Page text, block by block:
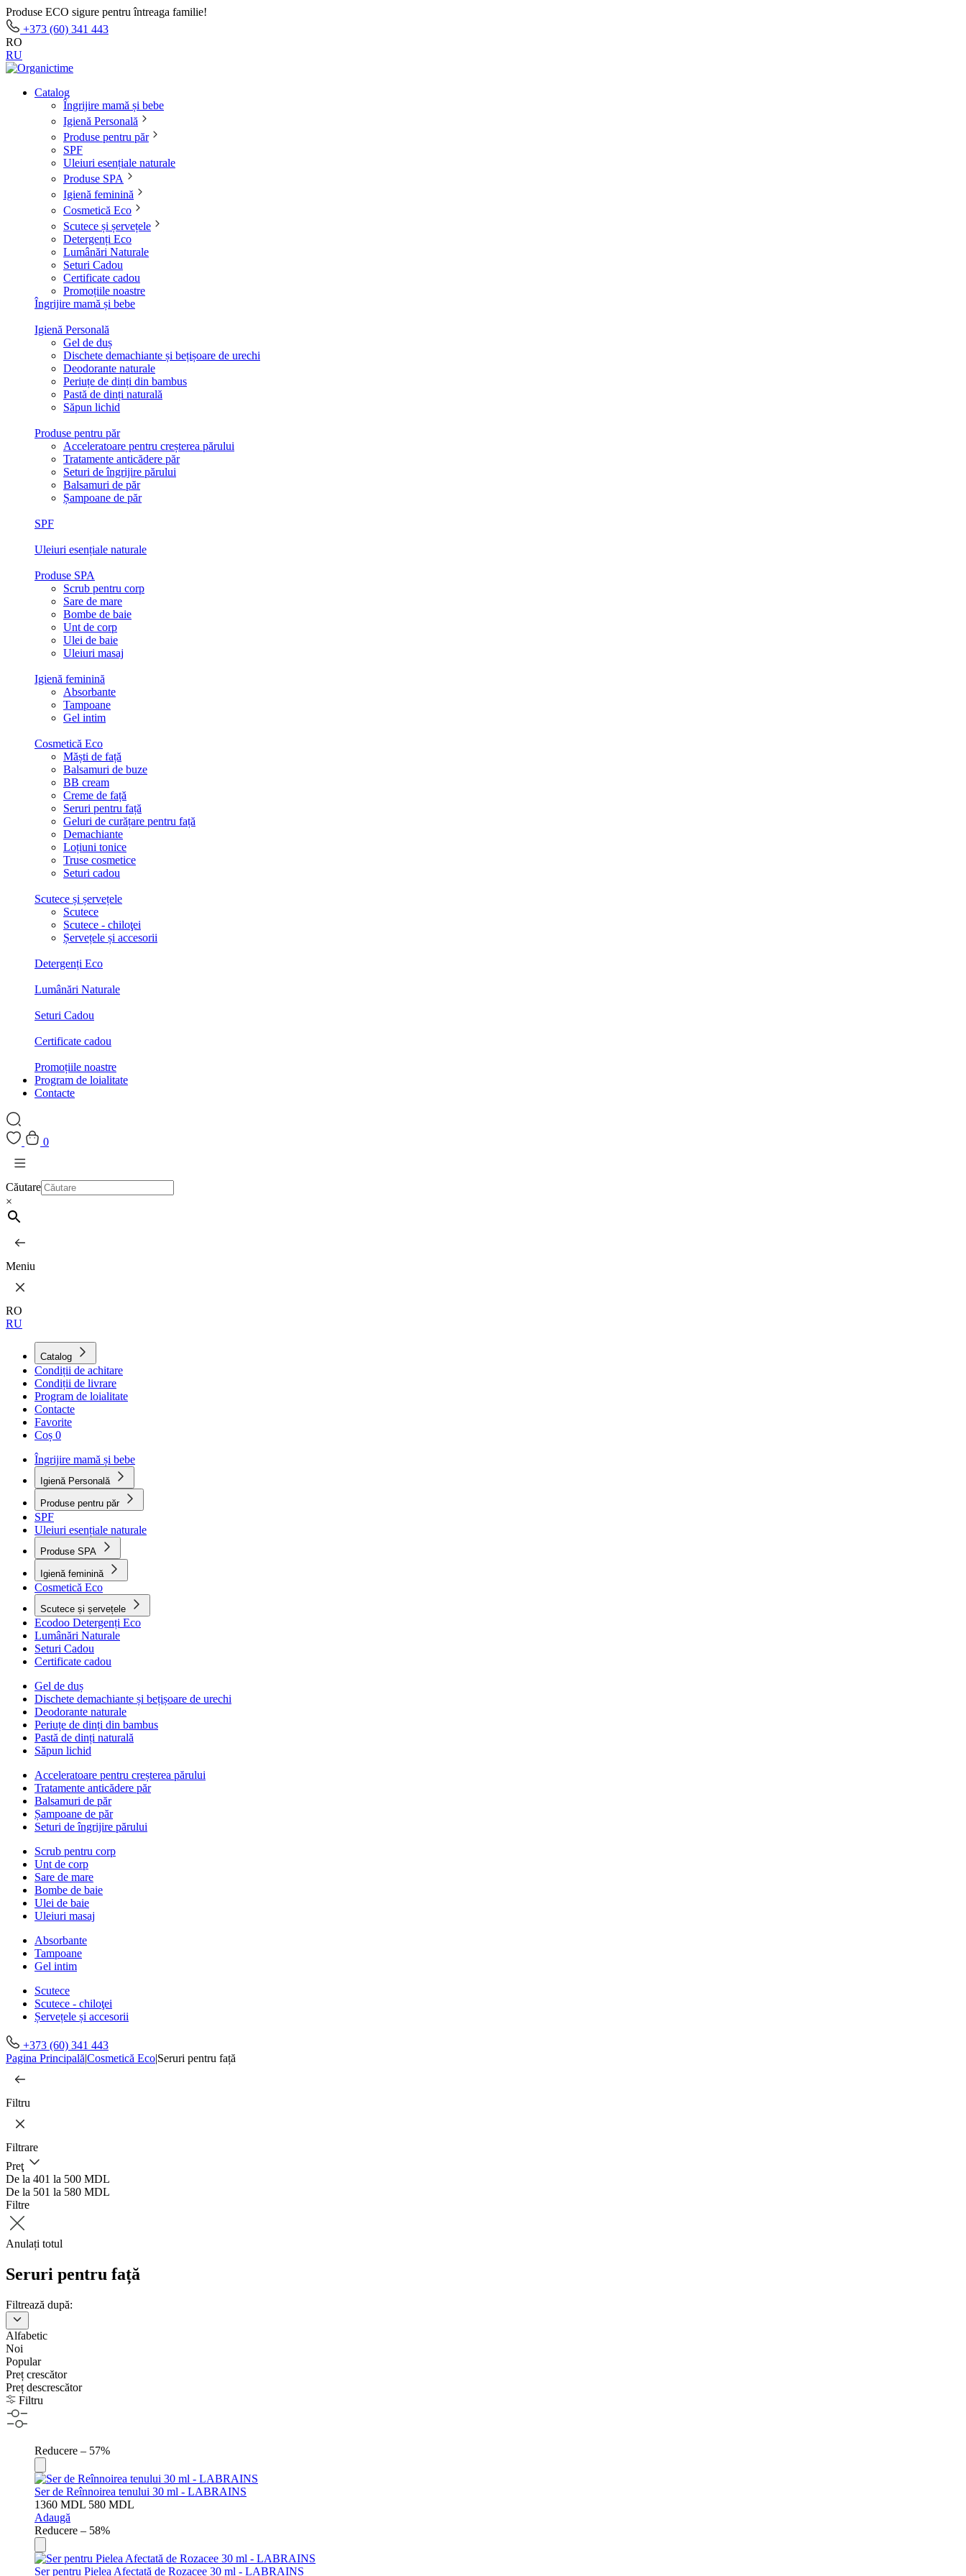
Produse ECO sigure pentru întreaga familie!
+373 (60) 341 443
RO
RU
Catalog
Îngrijire mamă și bebe
Igienă Personală
Produse pentru păr
SPF
Uleiuri esențiale naturale
Produse SPA
Igienă feminină
Cosmetică Eco
Scutece și șervețele
Detergenți Eco
Lumânări Naturale
Seturi Cadou
Certificate cadou
Promoțiile noastre
Îngrijire mamă și bebe
Igienă Personală
Gel de duș
Dischete demachiante și bețișoare de urechi
Deodorante naturale
Periuțe de dinți din bambus
Pastă de dinți naturală
Săpun lichid
Produse pentru păr
Acceleratoare pentru creșterea părului
Tratamente anticădere păr
Seturi de îngrijire părului
Balsamuri de păr
Șampoane de păr
SPF
Uleiuri esențiale naturale
Produse SPA
Scrub pentru corp
Sare de mare
Bombe de baie
Unt de corp
Ulei de baie
Uleiuri masaj
Igienă feminină
Absorbante
Tampoane
Gel intim
Cosmetică Eco
Măști de față
Balsamuri de buze
BB cream
Creme de față
Seruri pentru față
Geluri de curățare pentru față
Demachiante
Loțiuni tonice
Truse cosmetice
Seturi cadou
Scutece și șervețele
Scutece
Scutece - chiloţei
Șervețele și accesorii
Detergenți Eco
Lumânări Naturale
Seturi Cadou
Certificate cadou
Promoțiile noastre
Program de loialitate
Contacte
0
Căutare
×
Meniu
RO
RU
Catalog
Condiții de achitare
Condiții de livrare
Program de loialitate
Contacte
Favorite
Coș 0
Îngrijire mamă și bebe
Igienă Personală
Produse pentru păr
SPF
Uleiuri esențiale naturale
Produse SPA
Igienă feminină
Cosmetică Eco
Scutece și șervețele
Ecodoo Detergenți Eco
Lumânări Naturale
Seturi Cadou
Certificate cadou
Gel de duș
Dischete demachiante și bețișoare de urechi
Deodorante naturale
Periuțe de dinți din bambus
Pastă de dinți naturală
Săpun lichid
Acceleratoare pentru creșterea părului
Tratamente anticădere păr
Balsamuri de păr
Șampoane de păr
Seturi de îngrijire părului
Scrub pentru corp
Unt de corp
Sare de mare
Bombe de baie
Ulei de baie
Uleiuri masaj
Absorbante
Tampoane
Gel intim
Scutece
Scutece - chiloţei
Șervețele și accesorii
+373 (60) 341 443
Pagina Principală|Cosmetică Eco|Seruri pentru față
Filtru
Filtrare
Preţ
De la 401 la 500 MDL
De la 501 la 580 MDL
Filtre
Anulați totul
Seruri pentru față
Filtrează după:
Alfabetic
Noi
Popular
Preț crescător
Preț descrescător
Filtru
Reducere – 57%
Ser de Reînnoirea tenului 30 ml - LABRAINS
1360 MDL 580 MDL
Adaugă
Reducere – 58%
Ser pentru Pielea Afectată de Rozacee 30 ml - LABRAINS